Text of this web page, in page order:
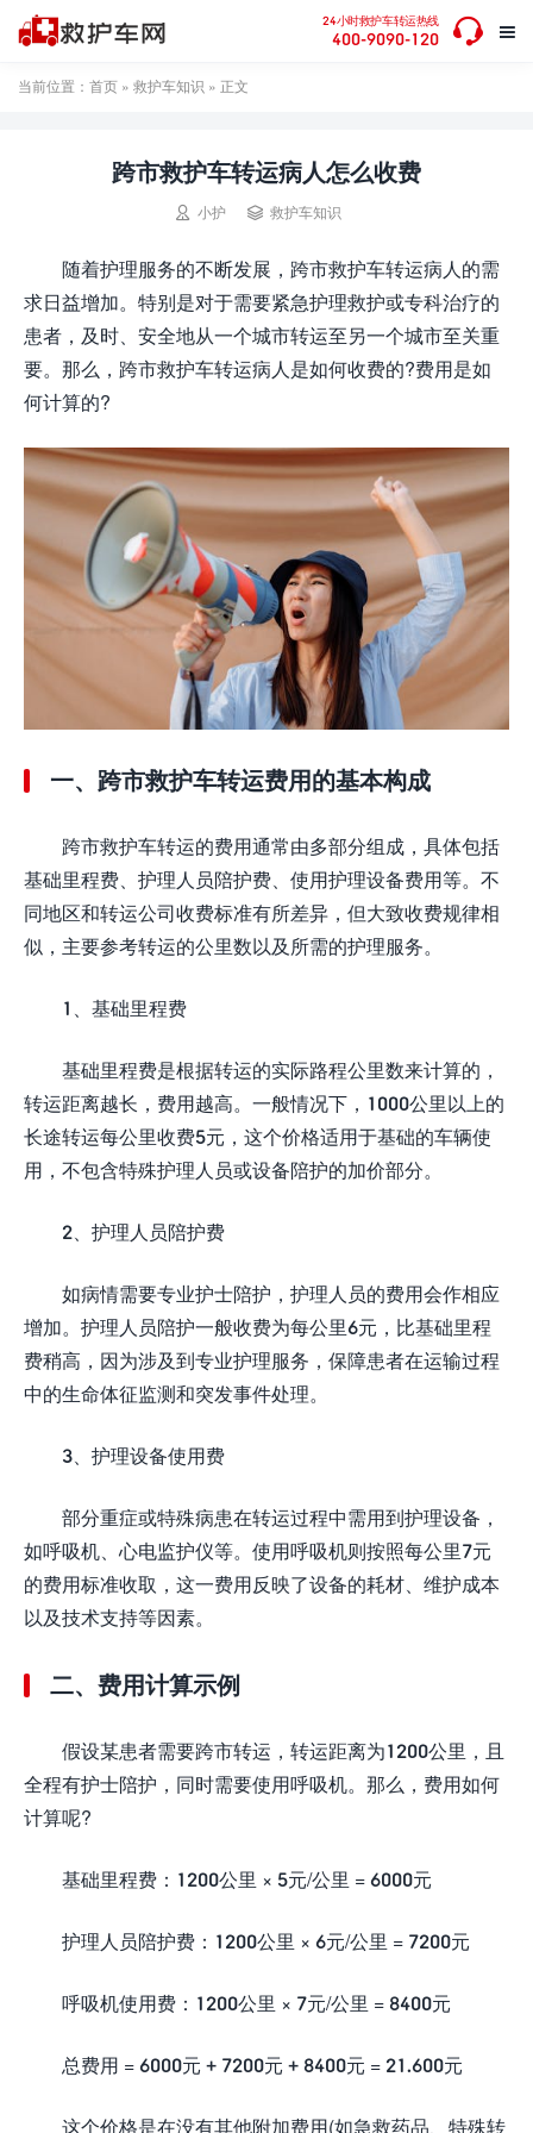

24小时救护车转运热线
400-9090-120 
当前位置： 首页 » 救护车知识 » 正文
跨市救护车转运病人怎么收费
 小护  救护车知识
随着护理服务的不断发展，跨市救护车转运病人的需
求日益增加。特别是对于需要紧急护理救护或专科治疗的
患者，及时、安全地从一个城市转运至另一个城市至关重
要。那么，跨市救护车转运病人是如何收费的?费用是如
何计算的?
一、跨市救护车转运费用的基本构成
跨市救护车转运的费用通常由多部分组成，具体包括
基础里程费、护理人员陪护费、使用护理设备费用等。不
同地区和转运公司收费标准有所差异，但大致收费规律相
似，主要参考转运的公里数以及所需的护理服务。
1、基础里程费
基础里程费是根据转运的实际路程公里数来计算的，
转运距离越长，费用越高。一般情况下，1000公里以上的
长途转运每公里收费5元，这个价格适用于基础的车辆使
用，不包含特殊护理人员或设备陪护的加价部分。
2、护理人员陪护费
如病情需要专业护士陪护，护理人员的费用会作相应
增加。护理人员陪护一般收费为每公里6元，比基础里程
费稍高，因为涉及到专业护理服务，保障患者在运输过程
中的生命体征监测和突发事件处理。
3、护理设备使用费
部分重症或特殊病患在转运过程中需用到护理设备，
如呼吸机、心电监护仪等。使用呼吸机则按照每公里7元
的费用标准收取，这一费用反映了设备的耗材、维护成本
以及技术支持等因素。
二、费用计算示例
假设某患者需要跨市转运，转运距离为1200公里，且
全程有护士陪护，同时需要使用呼吸机。那么，费用如何
计算呢?
基础里程费：1200公里 × 5元/公里 = 6000元
护理人员陪护费：1200公里 × 6元/公里 = 7200元
呼吸机使用费：1200公里 × 7元/公里 = 8400元
总费用 = 6000元 + 7200元 + 8400元 = 21.600元
这个价格是在没有其他附加费用(如急救药品、特殊转